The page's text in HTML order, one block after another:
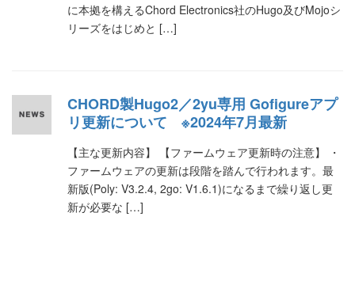
に本拠を構えるChord Electronics社のHugo及びMojoシ
リーズをはじめと […]
CHORD製Hugo2／2yu専用 Gofigureアプ
リ更新について ※2024年7月最新
【主な更新内容】 【ファームウェア更新時の注意】 ・
ファームウェアの更新は段階を踏んで行われます。最
新版(Poly: V3.2.4, 2go: V1.6.1)になるまで繰り返し更
新が必要な […]